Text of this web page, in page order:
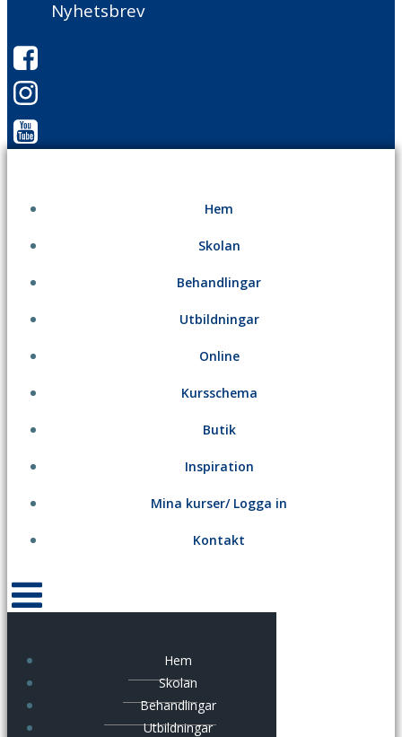
Nyhetsbrev
Hem
Skolan
Behandlingar
Utbildningar
Online
Kursschema
Butik
Inspiration
Mina kurser/ Logga in
Kontakt
Hem
Skolan
Behandlingar
Utbildningar